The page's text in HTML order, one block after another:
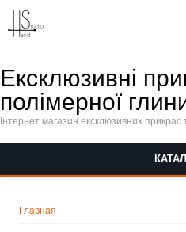
Ексклюзивні
полімерної
Інтернет магазин ексклюзивних прикрас
Главная